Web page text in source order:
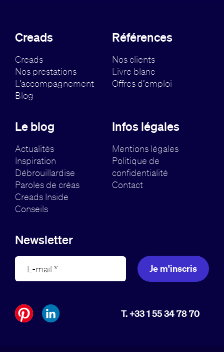
Creads
Creads
Nos prestations
L’accompagnement
Blog
Références
Nos clients
Livre blanc
Offres d’emploi
Le blog
Actualités
Inspiration
Débrouillardise
Paroles de créas
Creads Inside
Conseils
Infos légales
Mentions légales
Politique de
confidentialité
Contact
Newsletter
Je m'inscris
T. +33 1 55 34 78 70